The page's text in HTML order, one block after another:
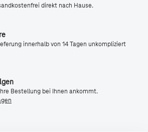
direkt nach Hause.
innerhalb von 14 Tagen unkompliziert
Bestellung bei Ihnen ankommt.